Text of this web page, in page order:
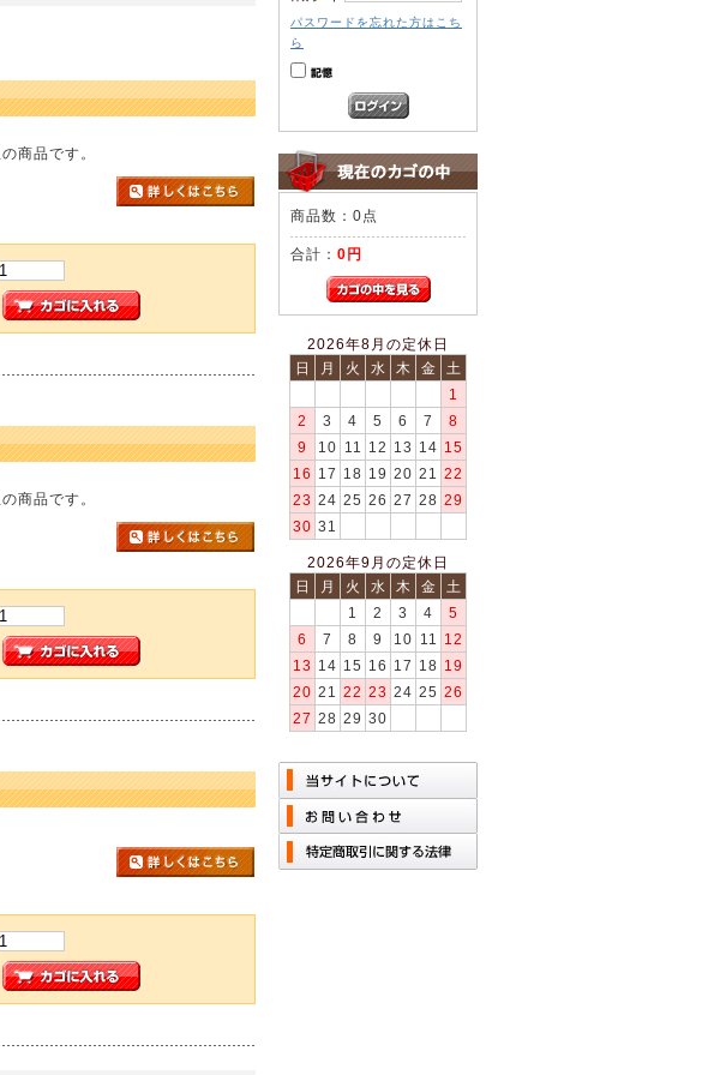
商品です。
商品です。
パスワードを忘れた方はこち
ら
商品数：0点
合計： 0円
2026年8月の定休日
日
月 火 水 木 金
土
1
2
3 4 5 6 7
8
9
10 11 12 13 14 15
16
17 18 19 20 21
22
23 24 25 26 27 28 29
30 31
2026年9月の定休日
日
月 火 水 木 金
土
1
2 3 4
5
6
7 8 9 10 11
12
13
14 15 16 17 18 19
20 21 22 23 24 25 26
27 28 29 30